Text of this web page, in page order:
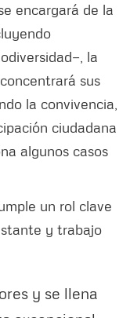
encargará de la
la
sus
la convivencia,
ciudadana
algunos casos
un rol clave
y trabajo
y se llena